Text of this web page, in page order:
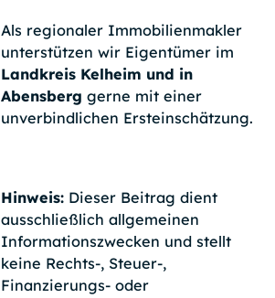
Als regionaler Immobilienmakler
unterstützen wir Eigentümer im
Landkreis Kelheim und in
Abensberg gerne mit einer
unverbindlichen Ersteinschätzung.
Hinweis:Dieser Beitrag dient
ausschließlich allgemeinen
Informationszwecken und stellt
keine Rechts-, Steuer-,
Finanzierungs- oder